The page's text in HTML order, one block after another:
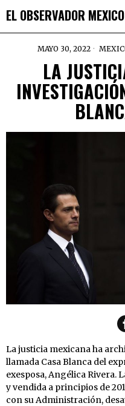
EL OBSERVADOR MEXICO
MAYO 30, 2022
LA
La justicia mexicana ha
llamada Casa Blanca del
exesposa, Angélica Rivera.
y vendida a principios de
con su Administración,